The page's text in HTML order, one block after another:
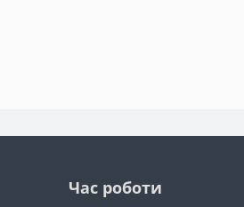
Час роботи